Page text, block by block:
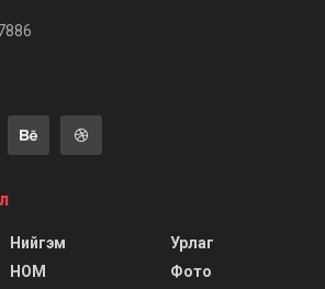
Нийгэм
НОМ
Урлаг
Фото